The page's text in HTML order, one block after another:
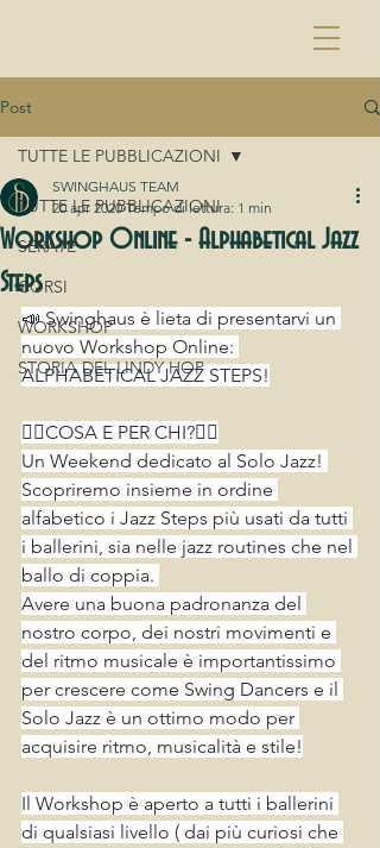
Post
TUTTE LE PUBBLICAZIONI
SERATE
CORSI
WORKSHOP
STORIA DEL LINDY HOP
TUTTE LE PUBBLICAZIONI
Workshop Online - Alphabetical Jazz
Steps
SWINGHAUS TEAM
20 apr 2020 Tempo di lettura: 1 min
📣 Swinghaus è lieta di presentarvi un
nuovo Workshop Online:
ALPHABETICAL JAZZ STEPS!
👉🏻COSA E PER CHI?👈🏻
Un Weekend dedicato al Solo Jazz!
Scopriremo insieme in ordine
alfabetico i Jazz Steps più usati da tutti
i ballerini, sia nelle jazz routines che nel
ballo di coppia.
Avere una buona padronanza del
nostro corpo, dei nostri movimenti e
del ritmo musicale è importantissimo
per crescere come Swing Dancers e il
Solo Jazz è un ottimo modo per
acquisire ritmo, musicalità e stile!
Il Workshop è aperto a tutti i ballerini
di qualsiasi livello ( dai più curiosi che